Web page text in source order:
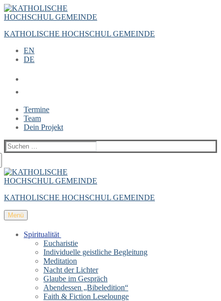
Zum
Inhalt
Menü
Schließen
KATHOLISCHE HOCHSCHUL GEMEINDE
EN
DE
Termine
Team
Dein Projekt
Suchen
nach:
KATHOLISCHE HOCHSCHUL GEMEINDE
Menü
Spiritualität
Eucharistie
Individuelle geistliche Begleitung
Meditation
Nacht der Lichter
Glaube im Gespräch
Abendessen „Bibeledition“
Faith & Fiction Leselounge